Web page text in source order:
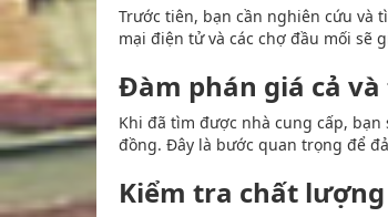
Trước tiên, bạn cần nghiên cứu và
mại điện tử và các chợ đầu mối sẽ
Đàm phán giá cả
Khi đã tìm được nhà cung cấp,
đồng. Đây là bước quan trọng để
Kiểm tra chất